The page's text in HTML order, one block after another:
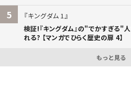
5
キングダム 1
検証!『キングダム』の"でかすぎる"
れる? 【マンガでひらく歴史の扉 4】
もっと見る